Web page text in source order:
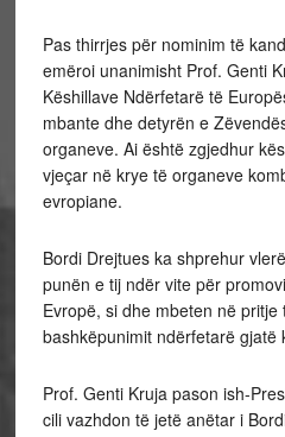
Pas thirrjes për nominim të
emëroi unanimisht Prof. Genti
Këshillave Ndërfetarë të
mbante dhe detyrën e
organeve. Ai është zgjedhur
vjeçar në krye të organeve
evropiane.
Bordi Drejtues ka shprehur
punën e tij ndër vite për
Evropë, si dhe mbeten në
bashkëpunimit ndërfetarë gjatë
Prof. Genti Kruja pason ish-
cili vazhdon të jetë anëtar i